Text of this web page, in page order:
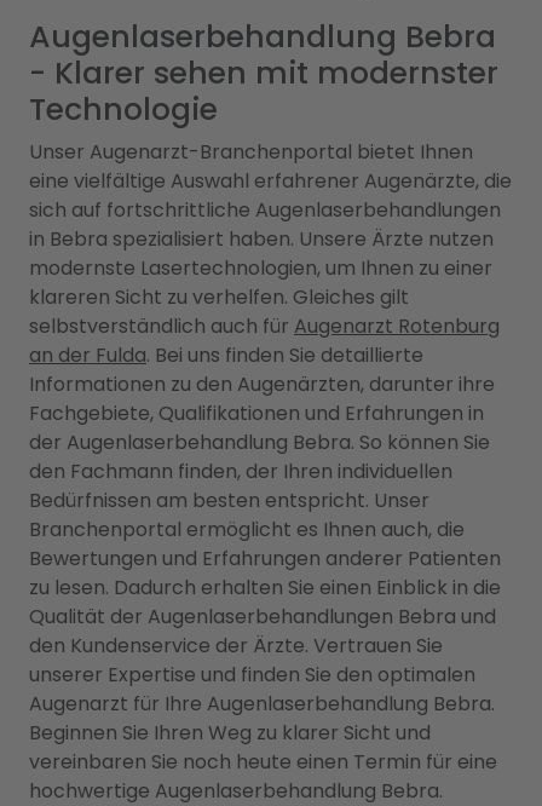
Augenlaserbehandlung Bebra
- Klarer sehen mit modernster
Technologie
Unser Augenarzt-Branchenportal bietet Ihnen
eine vielfältige Auswahl erfahrener Augenärzte, die
sich auf fortschrittliche Augenlaserbehandlungen
in Bebra spezialisiert haben. Unsere Ärzte nutzen
modernste Lasertechnologien, um Ihnen zu einer
klareren Sicht zu verhelfen. Gleiches gilt
selbstverständlich auch für Augenarzt Rotenburg
an der Fulda. Bei uns finden Sie detaillierte
Informationen zu den Augenärzten, darunter ihre
Fachgebiete, Qualifikationen und Erfahrungen in
der Augenlaserbehandlung Bebra. So können Sie
den Fachmann finden, der Ihren individuellen
Bedürfnissen am besten entspricht. Unser
Branchenportal ermöglicht es Ihnen auch, die
Bewertungen und Erfahrungen anderer Patienten
zu lesen. Dadurch erhalten Sie einen Einblick in die
Qualität der Augenlaserbehandlungen Bebra und
den Kundenservice der Ärzte. Vertrauen Sie
unserer Expertise und finden Sie den optimalen
Augenarzt für Ihre Augenlaserbehandlung Bebra.
Beginnen Sie Ihren Weg zu klarer Sicht und
vereinbaren Sie noch heute einen Termin für eine
hochwertige Augenlaserbehandlung Bebra.